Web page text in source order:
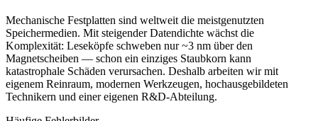
Mechanische Festplatten sind weltweit die meistgenutzten
Speichermedien. Mit steigender Datendichte wächst die
Komplexität: Leseköpfe schweben nur ~3 nm über den
Magnetscheiben — schon ein einziges Staubkorn kann
katastrophale Schäden verursachen. Deshalb arbeiten wir mit
eigenem Reinraum, modernen Werkzeugen, hochausgebildeten
Technikern und einer eigenen R&D-Abteilung.